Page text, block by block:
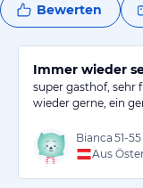
Bewerten
Immer wieder
super gasthof, sehr
wieder gerne, ein
Bianca 51-55
Aus